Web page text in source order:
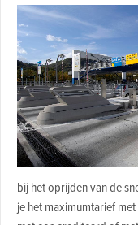
bij het oprijden van de
je het maximumtarief